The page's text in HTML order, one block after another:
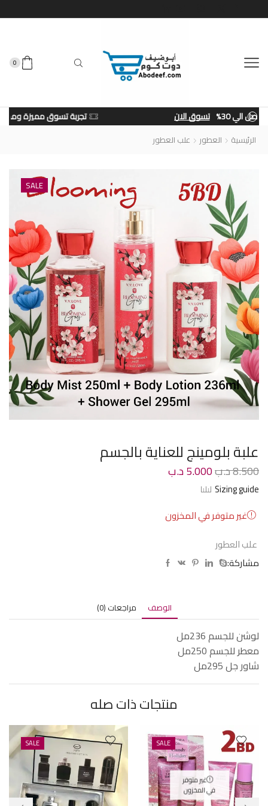
0
تجربة تسوق مميزة وممتعة من متجرنا تسوق الان
الرئيسية العطور علب العطور
SALE
علبة بلومينج للعناية بالجسم
8.500د.ب5.000د.ب
Sizing guide
غير متوفر في المخزون
علب العطور
مشاركة:
الوصف مراجعات (0)
لوشن للجسم 236مل
معطر للجسم 250مل
شاور جل 295مل
منتجات ذات صله
SALE
غير متوفر
في المخزون
SALE